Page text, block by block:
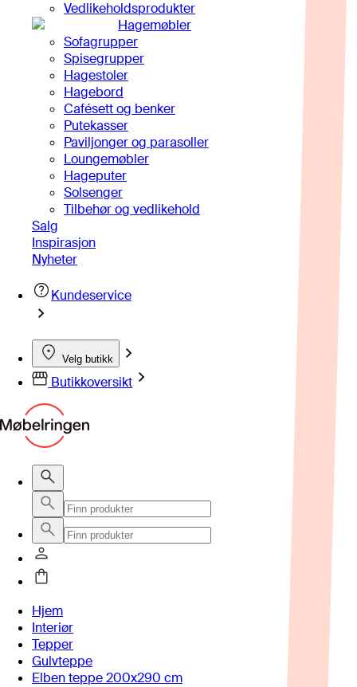
Vedlikeholdsprodukter
Hagemøbler
Sofagrupper
Spisegrupper
Hagestoler
Hagebord
Cafésett og benker
Putekasser
Paviljonger og parasoller
Loungemøbler
Hageputer
Solsenger
Tilbehør og vedlikehold
Salg
Inspirasjon
Nyheter
Kundeservice
Velg butikk
Butikkoversikt
Hjem
Interiør
Tepper
Gulvteppe
Elben teppe 200x290 cm